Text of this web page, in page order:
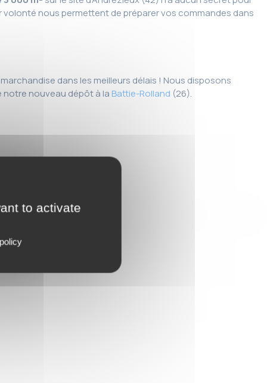
volonté nous permettent de préparer vos commandes dans
dans les meilleurs délais ! Nous disposons
notre nouveau dépôt à la Battie-Rolland (26).
to activate